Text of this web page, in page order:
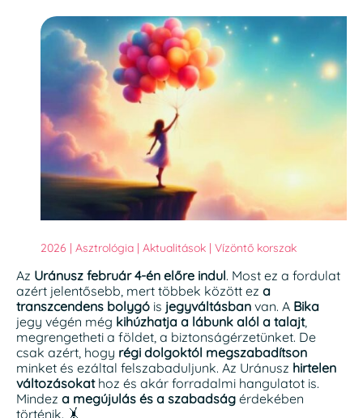
2026 | Asztrológia | Aktualitások | Vízöntő korszak
Az Uránusz február 4-én előre indul. Most ez a fordulat
azért jelentősebb, mert többek között ez a
transzcendens bolygó is jegyváltásban van. A Bika
jegy végén még kihúzhatja a lábunk alól a talajt,
megrengetheti a földet, a biztonságérzetünket. De
csak azért, hogy régi dolgoktól megszabadítson
minket és ezáltal felszabaduljunk. Az Uránusz hirtelen
változásokathoz és akár forradalmi hangulatot is.
Mindez a megújulás és a szabadság érdekében
történik. 🤸